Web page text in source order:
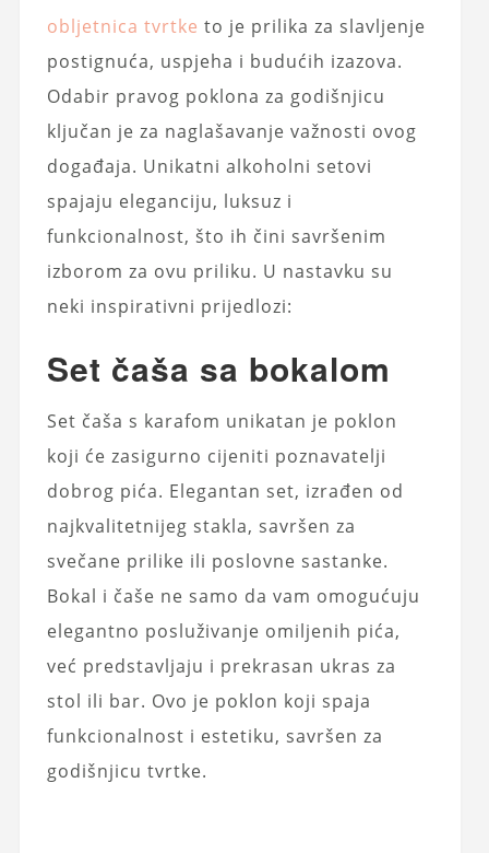
obljetnica tvrtke to je prilika za slavljenje
postignuća, uspjeha i budućih izazova.
Odabir pravog poklona za godišnjicu
ključan je za naglašavanje važnosti ovog
događaja. Unikatni alkoholni setovi
spajaju eleganciju, luksuz i
funkcionalnost, što ih čini savršenim
izborom za ovu priliku. U nastavku su
neki inspirativni prijedlozi:
Set čaša sa bokalom
Set čaša s karafom unikatan je poklon
koji će zasigurno cijeniti poznavatelji
dobrog pića. Elegantan set, izrađen od
najkvalitetnijeg stakla, savršen za
svečane prilike ili poslovne sastanke.
Bokal i čaše ne samo da vam omogućuju
elegantno posluživanje omiljenih pića,
već predstavljaju i prekrasan ukras za
stol ili bar. Ovo je poklon koji spaja
funkcionalnost i estetiku, savršen za
godišnjicu tvrtke.